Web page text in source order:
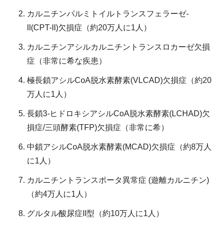
カルニチンパルミトイルトランスフェラーゼ-
II(CPT-II)欠損症（約20万人に1人）
カルニチンアシルカルニチントランスロカーゼ欠損
症（非常に希な疾患）
極長鎖アシルCoA脱水素酵素(VLCAD)欠損症（約20
万人に1人）
長鎖3-ヒドロキシアシルCoA脱水素酵素(LCHAD)欠
損症/三頭酵素(TFP)欠損症（非常に希）
中鎖アシルCoA脱水素酵素(MCAD)欠損症（約8万人
に1人）
カルニチントランスポータ異常症 (遊離カルニチン)
（約4万人に1人）
グルタル酸尿症II型（約10万人に1人）